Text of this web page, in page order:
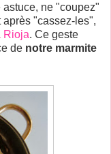
ne "coupez"
"cassez-les",
Rioja. Ce geste
de notre marmite